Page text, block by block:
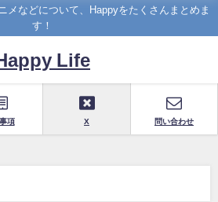
メなどについて、Happyをたくさんまとめま
す！
Life
項 X 問い合わせ